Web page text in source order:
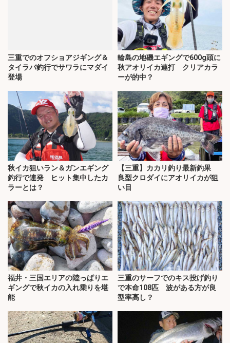
三重でのオフショアジギング＆
タイラバ釣行でサワラにマダイ
登場
輪島の地磯エギングで600g頭に
秋アオリイカ連打 クリアカラ
ーが的中？
秋イカ狙いラン＆ガンエギング
釣行で連発 ヒット集中したカ
ラーとは？
【三重】カカリ釣り最新釣果
良型クロダイにアオリイカが狙
い目
福井・三国エリアの陸っぱりエ
ギングで秋イカの入れ乗りを堪
能
三重のサーフでのキス投げ釣り
で本命108匹 波がある方が良
型率高し？